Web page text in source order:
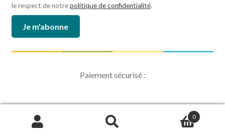
le respect de notrepolitique de confidentialité.
Paiement sécurisé :
0